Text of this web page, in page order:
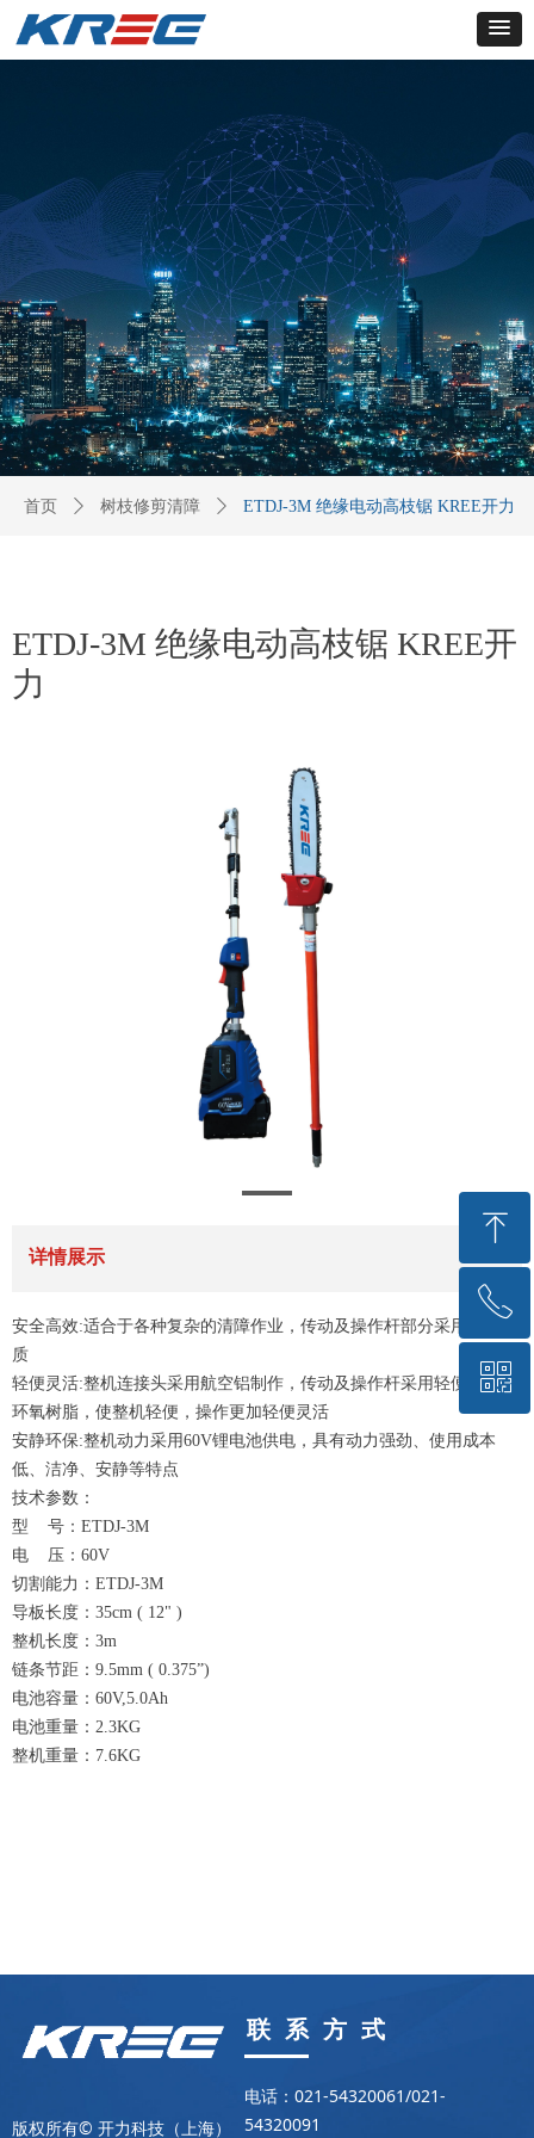
首页 ꄲ 树枝修剪清障 ꄲ ETDJ-3M 绝缘电动高枝锯 KREE开力
ETDJ-3M 绝缘电动高枝锯 KREE开
力
安全高效:适合于各种复杂的清障作业，传动及操作杆部分采用绝缘材
质
轻便灵活:整机连接头采用航空铝制作，传动及操作杆采用轻便绝缘的
环氧树脂，使整机轻便，操作更加轻便灵活
安静环保:整机动力采用60V锂电池供电，具有动力强劲、使用成本
低、洁净、安静等特点
技术参数：
型 号：ETDJ-3M
电 压：60V
切割能力：ETDJ-3M
导板长度：35cm ( 12" )
整机长度：3m
链条节距：9.5mm ( 0.375”)
电池容量：60V,5.0Ah
电池重量：2.3KG
整机重量：7.6KG
详情展示
版权所有© 开力科技（上海）
联 系 方 式
电话：021-54320061/021-
54320091
ꁸ
回到顶部
ꂅ
021-54320061
ꀥ
微信二维码